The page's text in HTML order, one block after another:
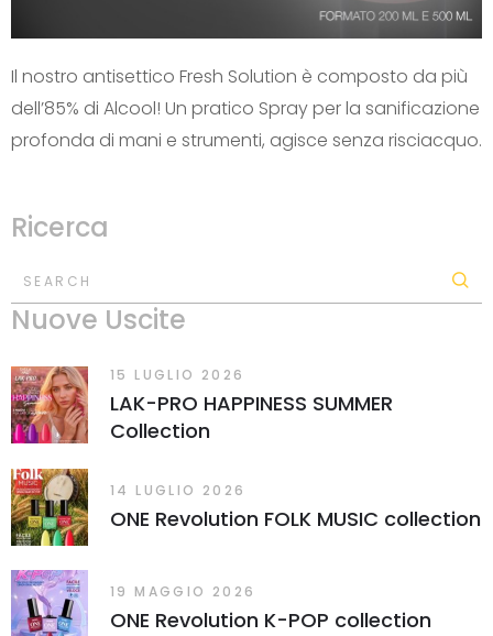
Il nostro antisettico Fresh Solution è composto da più
dell’85% di Alcool! Un pratico Spray per la sanificazione
profonda di mani e strumenti, agisce senza risciacquo.
Ricerca
SEARCH
Nuove Uscite
15 LUGLIO 2026
LAK-PRO HAPPINESS SUMMER
Collection
14 LUGLIO 2026
ONE Revolution FOLK MUSIC collection
19 MAGGIO 2026
ONE Revolution K-POP collection